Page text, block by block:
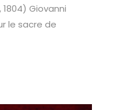
1804) Giovanni
le sacre de